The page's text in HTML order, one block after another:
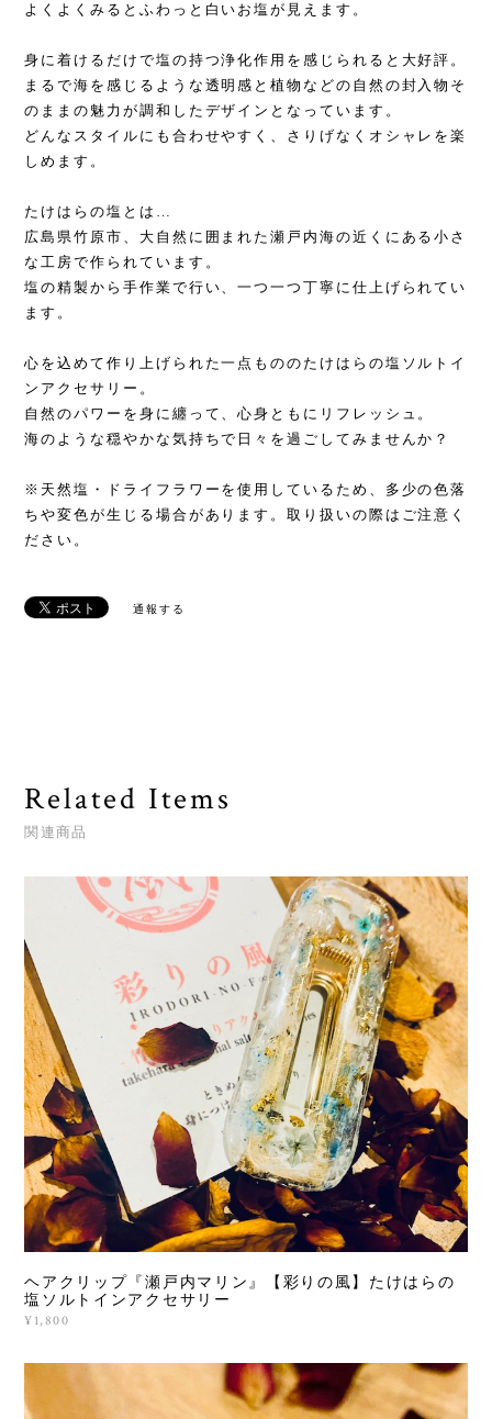
よくよくみるとふわっと白いお塩が見えます。
身に着けるだけで塩の持つ浄化作用を感じられると大好評。
まるで海を感じるような透明感と植物などの自然の封入物そ
のままの魅力が調和したデザインとなっています。
どんなスタイルにも合わせやすく、さりげなくオシャレを楽
しめます。
たけはらの塩とは…
広島県竹原市、大自然に囲まれた瀬戸内海の近くにある小さ
な工房で作られています。
塩の精製から手作業で行い、一つ一つ丁寧に仕上げられてい
ます。
心を込めて作り上げられた一点もののたけはらの塩ソルトイ
ンアクセサリー。
自然のパワーを身に纏って、心身ともにリフレッシュ。
海のような穏やかな気持ちで日々を過ごしてみませんか？
※天然塩・ドライフラワーを使用しているため、多少の色落
ちや変色が生じる場合があります。取り扱いの際はご注意く
ださい。
通報する
Related Items
関連商品
ヘアクリップ『瀬戸内マリン』【彩りの風】たけはらの
塩ソルトインアクセサリー
¥1,800